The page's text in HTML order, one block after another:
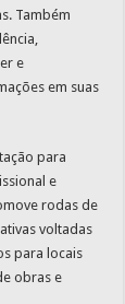
Também
e
em suas
para
e
rodas de
voltadas
para locais
obras e